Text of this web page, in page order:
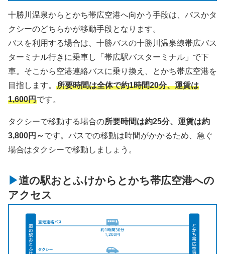
十勝川温泉からとかち帯広空港へ向かう手段は、バスかタ
クシーのどちらかが移動手段となります。
バスを利用する場合は、十勝バスの十勝川温泉線帯広バス
ターミナル行きに乗車し「帯広駅バスターミナル」で下
車。そこから空港連絡バスに乗り換え、とかち帯広空港を
目指します。 所要時間は全体で約1時間20分、運賃は
1,600円です。
タクシーで移動する場合の所要時間は約25分、運賃は約
3,800円～です。バスでの移動は時間がかかるため、急ぐ
場合はタクシーで移動しましょう。
道の駅おとふけからとかち帯広空港への
アクセス